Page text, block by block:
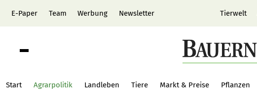
E-Paper Team Werbung Newsletter Tierwelt
Start Agrarpolitik Landleben Tiere Markt & Preise Pflanzen